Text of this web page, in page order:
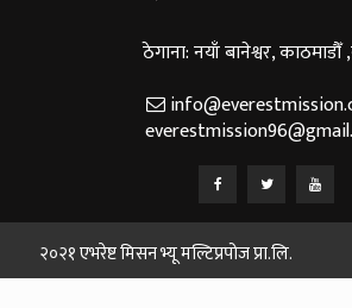
ठेगाना: नयाँ बानेश्वर,
२०२१ एभरेष्ट मिसन भ्यू मल्टिप्रपोज प्रा.लि.